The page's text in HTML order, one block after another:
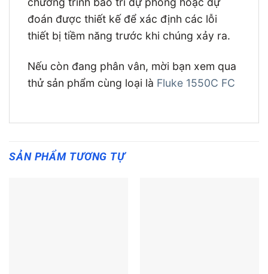
đoán được thiết kế để xác định các lỗi
thiết bị tiềm năng trước khi chúng xảy ra.
Nếu còn đang phân vân, mời bạn xem qua
thử sản phẩm cùng loại là Fluke 1550C FC
SẢN PHẨM TƯƠNG TỰ